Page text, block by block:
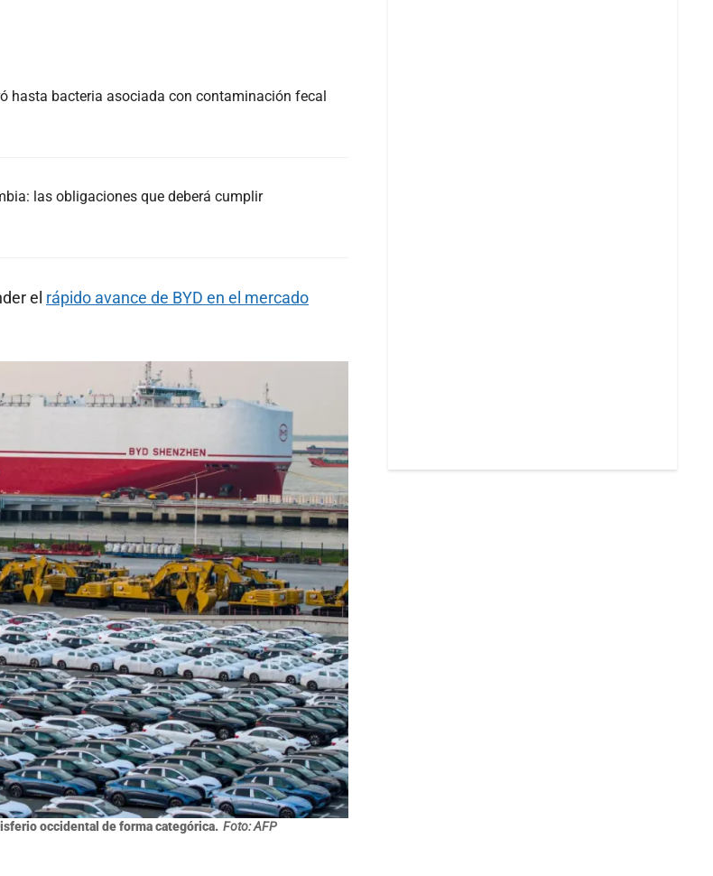
hasta bacteria asociada con contaminación fecal
las obligaciones que deberá cumplir
el rápido avance de BYD en el mercado
occidental de forma categórica. Foto: AFP